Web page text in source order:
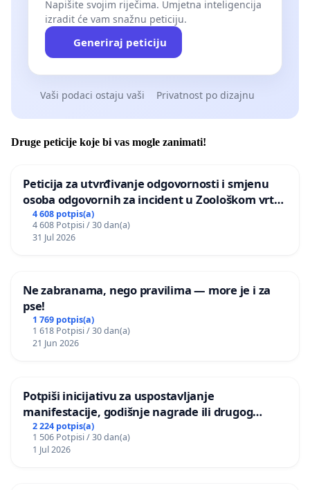
Napišite svojim riječima. Umjetna inteligencija
izradit će vam snažnu peticiju.
Generiraj peticiju
Vaši podaci ostaju vaši Privatnost po dizajnu
Druge peticije koje bi vas mogle zanimati!
Peticija za utvrđivanje odgovornosti i smjenu
osoba odgovornih za incident u Zoološkom vrtu
Grada Zagreba
4 608 potpis(a)
4 608 Potpisi / 30 dan(a)
31 Jul 2026
Ne zabranama, nego pravilima — more je i za
pse!
1 769 potpis(a)
1 618 Potpisi / 30 dan(a)
21 Jun 2026
Potpiši inicijativu za uspostavljanje
manifestacije, godišnje nagrade ili drugog
javnog događaja „Edin Avdić“ u Sarajevu
2 224 potpis(a)
1 506 Potpisi / 30 dan(a)
1 Jul 2026